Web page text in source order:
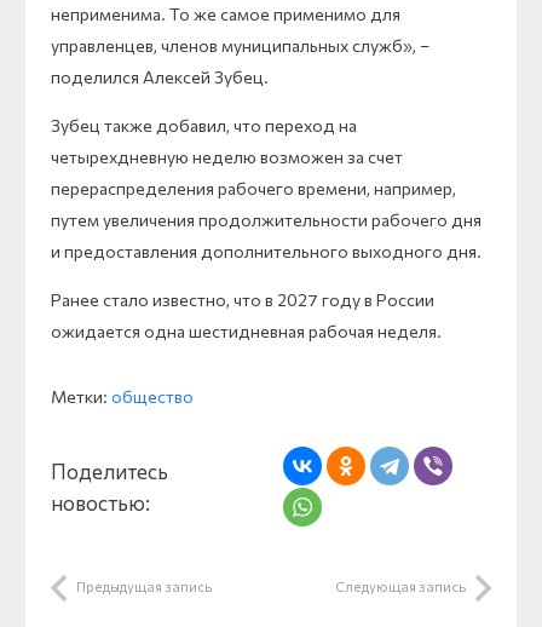
неприменима. То же самое применимо для
управленцев, членов муниципальных служб», –
поделился Алексей Зубец.
Зубец также добавил, что переход на
четырехдневную неделю возможен за счет
перераспределения рабочего времени, например,
путем увеличения продолжительности рабочего дня
и предоставления дополнительного выходного дня.
Ранее стало известно, что в 2027 году в России
ожидается одна шестидневная рабочая неделя.
Метки: общество
Поделитесь
новостью:
Предыдущая запись Следующая запись